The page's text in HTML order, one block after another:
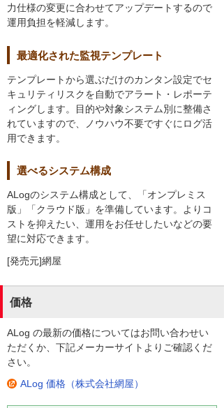
力仕様の変更に合わせてアップデートするので
運用負担を軽減します。
最適化された監視テンプレート
テンプレートから選ぶだけのカンタン設定でセ
キュリティリスクを自動でアラート・レポーテ
ィングします。目的や対象システム別に整備さ
れていますので、ノウハウ不要ですぐにログ活
用できます。
選べるシステム構成
ALogのシステム構成として、「オンプレミス
版」「クラウド版」を準備しています。よりコ
ストを抑えたい、運用をお任せしたいなどの要
望に対応できます。
[発売元]網屋
価格
ALog の最新の価格についてはお問い合わせい
ただくか、下記メーカーサイトよりご確認くだ
さい。
ALog 価格（株式会社網屋）